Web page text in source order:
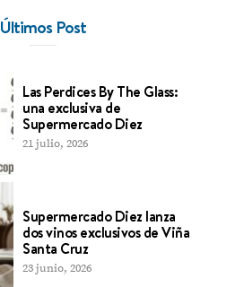
Últimos Post
Las Perdices By The Glass:
una exclusiva de
Supermercado Diez
21 julio, 2026
Supermercado Diez lanza
dos vinos exclusivos de Viña
Santa Cruz
23 junio, 2026